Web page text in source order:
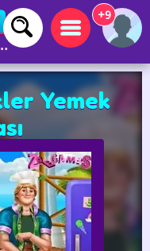
ve çevrimiçi oyunlar
+9
Yemek